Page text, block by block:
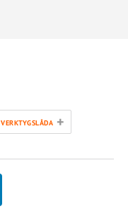
VERKTYGSLÅDA +